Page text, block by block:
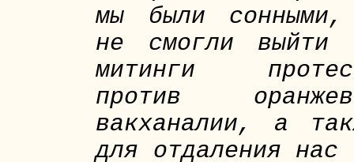
мы были
не смогли выйти
митинги
против
вакханалии, а
для отдаления нас